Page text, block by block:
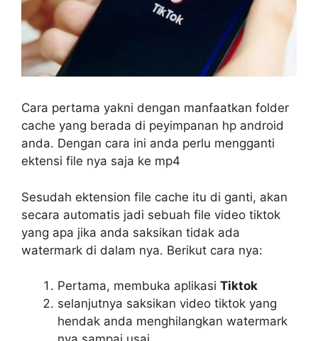
Cara pertama yakni dengan manfaatkan folder
cache yang berada di peyimpanan hp android
anda. Dengan cara ini anda perlu mengganti
ektensi file nya saja ke mp4
Sesudah ektension file cache itu di ganti, akan
secara automatis jadi sebuah file video tiktok
yang apa jika anda saksikan tidak ada
watermark di dalam nya. Berikut cara nya:
Pertama, membuka aplikasi Tiktok
selanjutnya saksikan video tiktok yang
hendak anda menghilangkan watermark